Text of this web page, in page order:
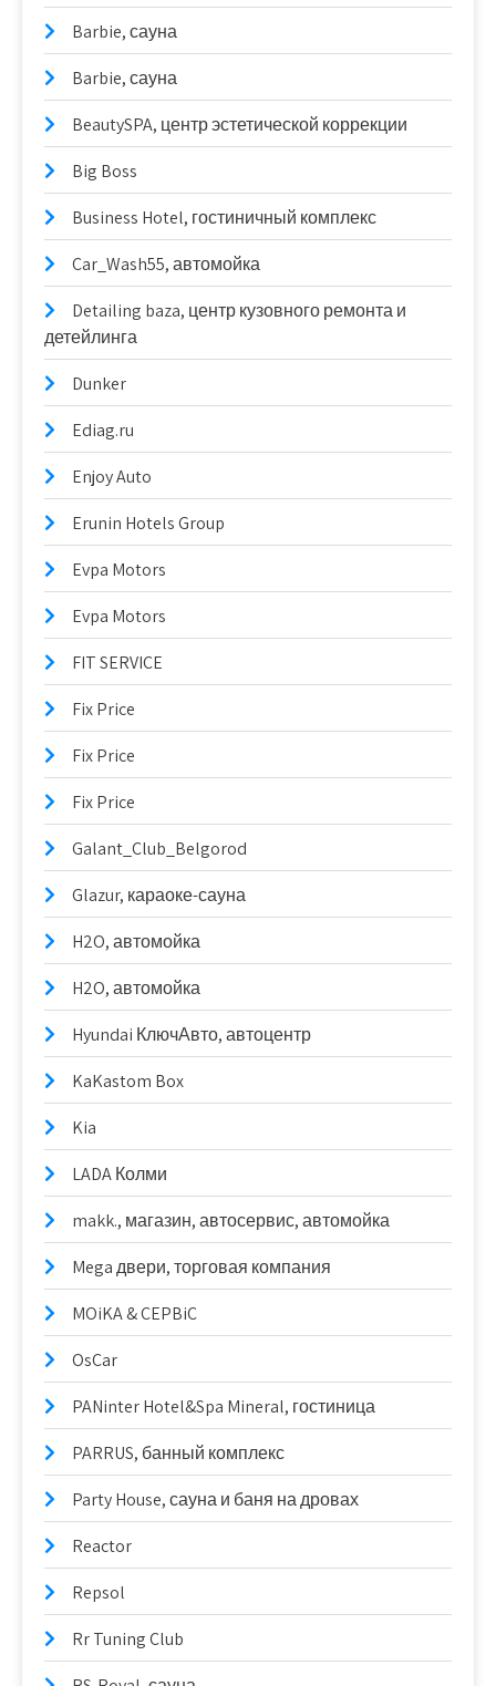
Barbie, сауна
Barbie, сауна
BeautySPA, центр эстетической коррекции
Big Boss
Business Hotel, гостиничный комплекс
Car_Wash55, автомойка
Detailing baza, центр кузовного ремонта и
детейлинга
Dunker
Ediag.ru
Enjoy Auto
Erunin Hotels Group
Evpa Motors
Evpa Motors
FIT SERVICE
Fix Price
Fix Price
Fix Price
Galant_Club_Belgorod
Glazur, караоке-сауна
H2O, автомойка
H2O, автомойка
Hyundai КлючАвто, автоцентр
KaKastom Box
Kia
LADA Колми
makk., магазин, автосервис, автомойка
Mega двери, торговая компания
MOiKA & CEPBiC
OsCar
PANinter Hotel&Spa Mineral, гостиница
PARRUS, банный комплекс
Party House, сауна и баня на дровах
Reactor
Repsol
Rr Tuning Club